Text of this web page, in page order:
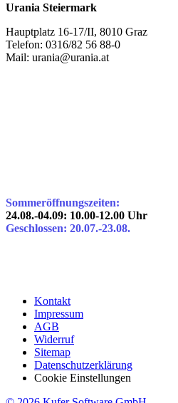
Urania Steiermark
Hauptplatz 16-17/II, 8010 Graz
Telefon: 0316/82 56 88-0
Mail: urania@urania.at
Sommeröffnungszeiten:
24.08.-04.09: 10.00-12.00 Uhr
Geschlossen: 20.07.-23.08.
Kontakt
Impressum
AGB
Widerruf
Sitemap
Datenschutzerklärung
Cookie Einstellungen